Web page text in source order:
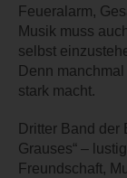
Feueralarm,
Musik muss
selbst
Denn
stark macht.
Dritter Band der
Grauses“ –
Freundschaft,